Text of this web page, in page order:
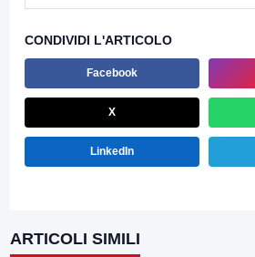
CONDIVIDI L'ARTICOLO
Facebook
X
LinkedIn
ARTICOLI SIMILI